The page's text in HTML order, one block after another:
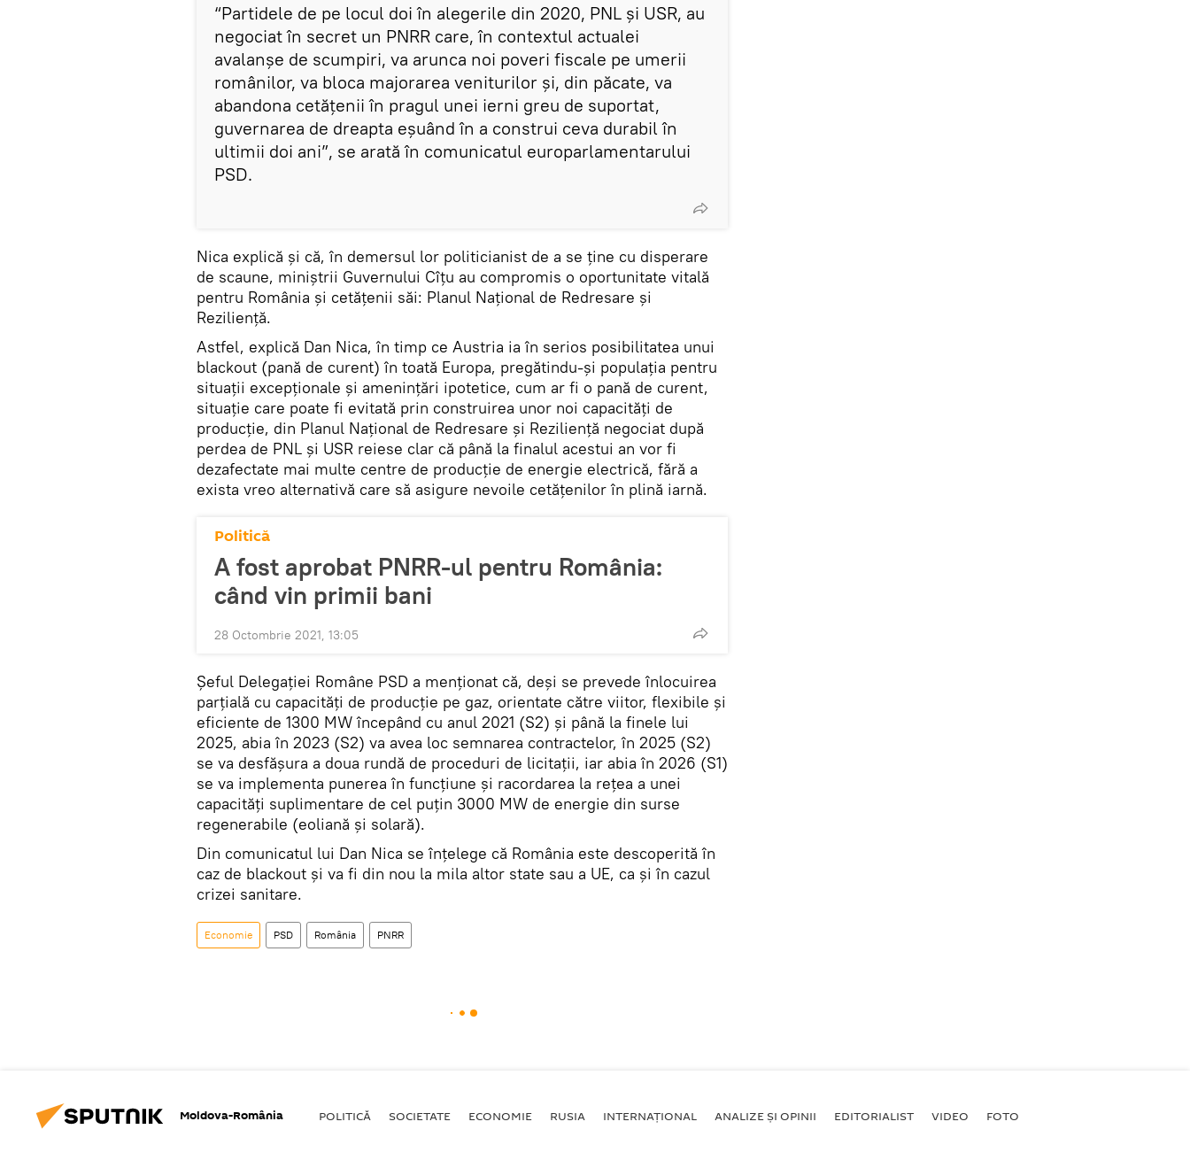
“Partidele de pe locul doi în alegerile din 2020, PNL și USR, au
negociat în secret un PNRR care, în contextul actualei
avalanșe de scumpiri, va arunca noi poveri fiscale pe umerii
românilor, va bloca majorarea veniturilor și, din păcate, va
abandona cetățenii în pragul unei ierni greu de suportat,
guvernarea de dreapta eșuând în a construi ceva durabil în
ultimii doi ani”, se arată în comunicatul europarlamentarului
PSD.
Nica explică și că, în demersul lor politicianist de a se ține cu disperare
de scaune, miniștrii Guvernului Cîțu au compromis o oportunitate vitală
pentru România și cetățenii săi: Planul Național de Redresare și
Reziliență.
Astfel, explică Dan Nica, în timp ce Austria ia în serios posibilitatea unui
blackout (pană de curent) în toată Europa, pregătindu-și populația pentru
situații excepționale și amenințări ipotetice, cum ar fi o pană de curent,
situație care poate fi evitată prin construirea unor noi capacități de
producție, din Planul Național de Redresare și Reziliență negociat după
perdea de PNL și USR reiese clar că până la finalul acestui an vor fi
dezafectate mai multe centre de producție de energie electrică, fără a
exista vreo alternativă care să asigure nevoile cetățenilor în plină iarnă.
Politică
A fost aprobat PNRR-ul pentru România:
când vin primii bani
28 Octombrie 2021, 13:05
Șeful Delegației Române PSD a menționat că, deși se prevede înlocuirea
parțială cu capacități de producție pe gaz, orientate către viitor, flexibile și
eficiente de 1300 MW începând cu anul 2021 (S2) și până la finele lui
2025, abia în 2023 (S2) va avea loc semnarea contractelor, în 2025 (S2)
se va desfășura a doua rundă de proceduri de licitații, iar abia în 2026 (S1)
se va implementa punerea în funcțiune și racordarea la rețea a unei
capacități suplimentare de cel puțin 3000 MW de energie din surse
regenerabile (eoliană și solară).
Din comunicatul lui Dan Nica se înțelege că România este descoperită în
caz de blackout și va fi din nou la mila altor state sau a UE, ca și în cazul
crizei sanitare.
Economie PSD România PNRR
Moldova-România POLITICĂ SOCIETATE ECONOMIE RUSIA INTERNAŢIONAL ANALIZE ȘI OPINII EDITORIALIST VIDEO FOTO